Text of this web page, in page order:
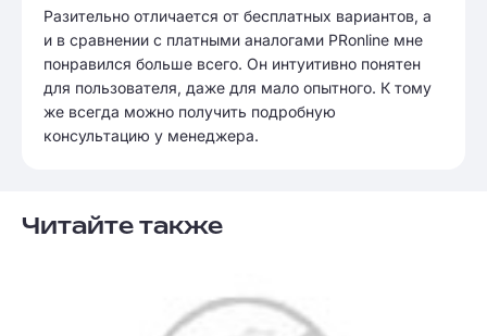
Разительно отличается от бесплатных вариантов, а
и в сравнении с платными аналогами PRonline мне
понравился больше всего. Он интуитивно понятен
для пользователя, даже для мало опытного. К тому
же всегда можно получить подробную
консультацию у менеджера.
Читайте также